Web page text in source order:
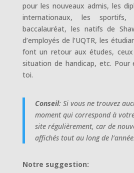
pour les nouveaux admis, les
internationaux, les
baccalauréat, les natifs de
d’employés de l’UQTR, les
font un retour aux études,
situation de handicap, etc.
toi.
Conseil: Si vous ne trouvez
moment qui correspond à
site régulièrement, car de
affichés tout au long de l’année.
Notre suggestion: